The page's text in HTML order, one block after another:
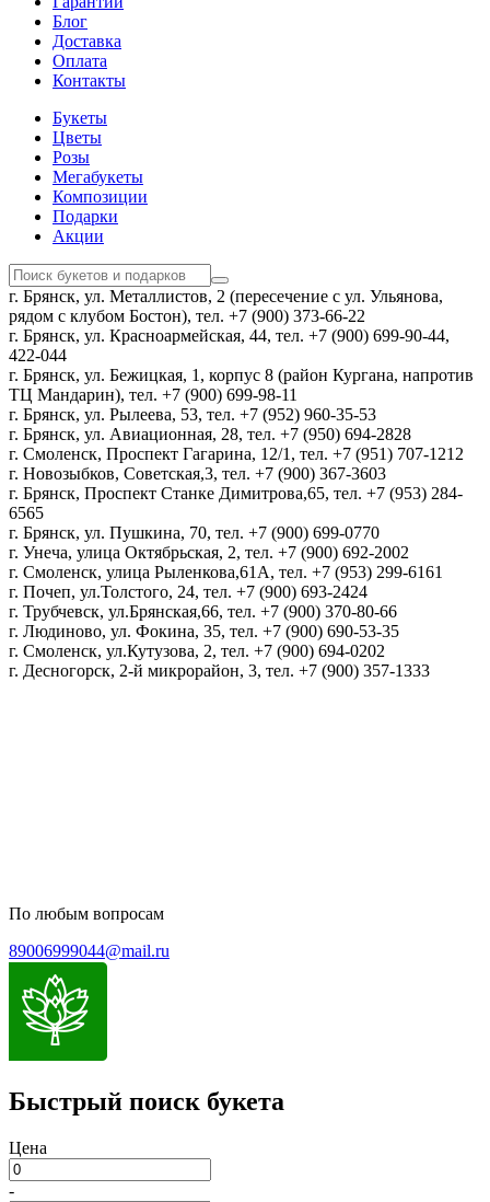
Блог
Доставка
Оплата
Контакты
Букеты
Цветы
Розы
Мегабукеты
Композиции
Подарки
Акции
г. Брянск, ул. Металлистов, 2 (пересечение с ул. Ульянова,
рядом с клубом Бостон), тел. +7 (900) 373-66-22
г. Брянск, ул. Красноармейская, 44, тел. +7 (900) 699-90-44,
422-044
г. Брянск, ул. Бежицкая, 1, корпус 8 (район Кургана, напротив
ТЦ Мандарин), тел. +7 (900) 699-98-11
г. Брянск, ул. Рылеева, 53, тел. +7 (952) 960-35-53
г. Брянск, ул. Авиационная, 28, тел. +7 (950) 694-2828
г. Смоленск, Проспект Гагарина, 12/1, тел. +7 (951) 707-1212
г. Новозыбков, Советская,3, тел. +7 (900) 367-3603
г. Брянск, Проспект Станке Димитрова,65, тел. +7 (953) 284-
6565
г. Брянск, ул. Пушкина, 70, тел. +7 (900) 699-0770
г. Унеча, улица Октябрьская, 2, тел. +7 (900) 692-2002
г. Смоленск, улица Рыленкова,61А, тел. +7 (953) 299-6161
г. Почеп, ул.Толстого, 24, тел. +7 (900) 693-2424
г. Трубчевск, ул.Брянская,66, тел. +7 (900) 370-80-66
г. Людиново, ул. Фокина, 35, тел. +7 (900) 690-53-35
г. Смоленск, ул.Кутузова, 2, тел. +7 (900) 694-0202
г. Десногорск, 2-й микрорайон, 3, тел. +7 (900) 357-1333
По любым вопросам
89006999044@mail.ru
Быстрый поиск букета
Цена
-